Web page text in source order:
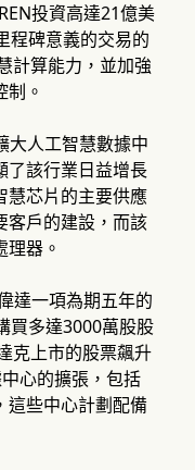
投資高達21億美
程碑意義的交易的
計算能力，並加強
。
大人工智慧數據中
了該行業日益增長
慧芯片的主要供應
客戶的建設，而該
器。
達一項為期五年的
買多達3000萬股股
克上市的股票飆升
心的擴張，包括
這些中心計劃配備